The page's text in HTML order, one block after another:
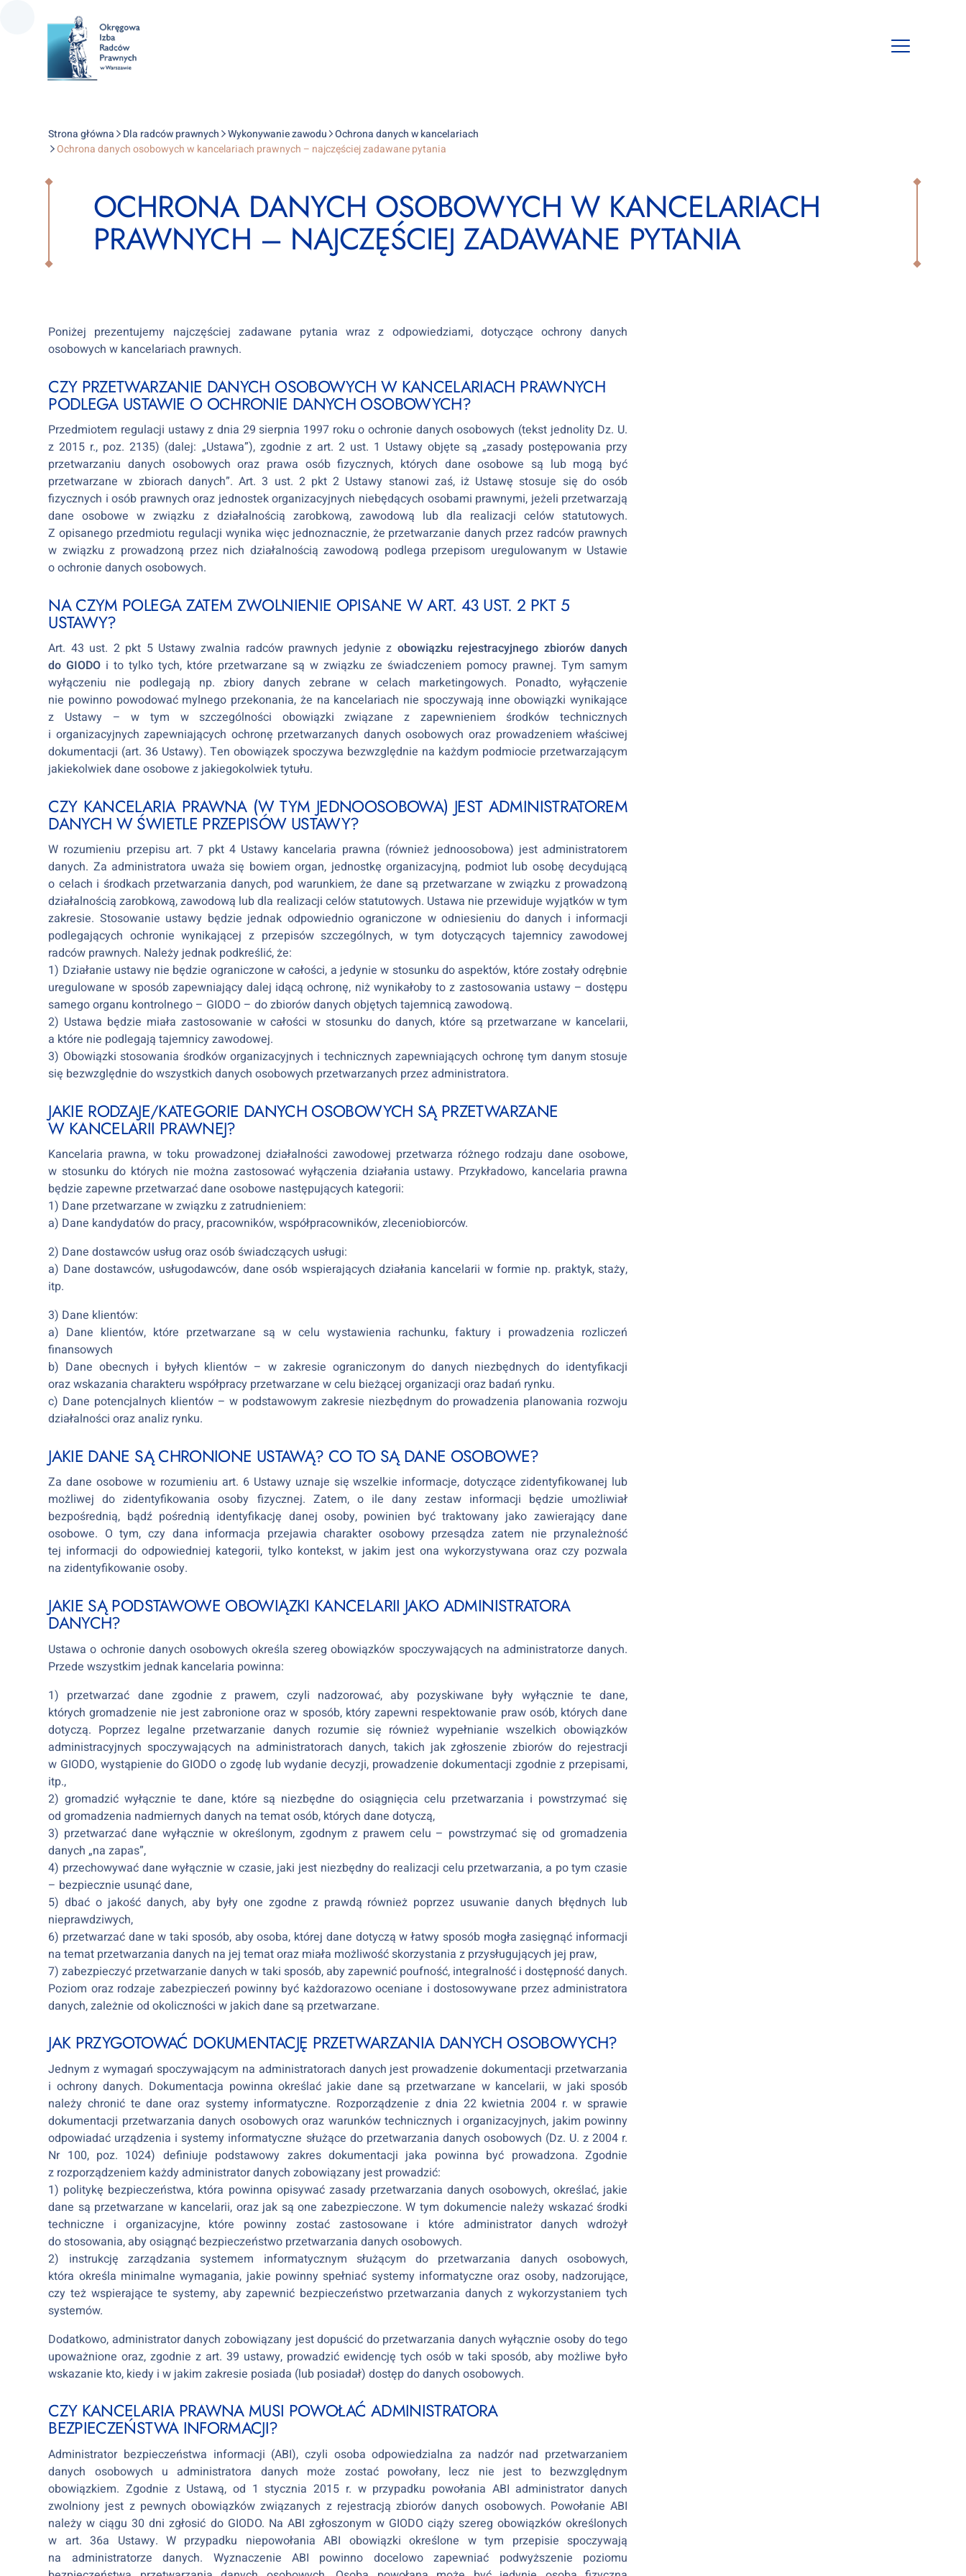
Open
Strona główna Dla radców prawnych Wykonywanie zawodu Ochrona danych w kancelariach
Ochrona danych osobowych w kancelariach prawnych – najczęściej zadawane pytania
OCHRONA DANYCH OSOBOWYCH W KANCELARIACH
PRAWNYCH – NAJCZĘŚCIEJ ZADAWANE PYTANIA
Poniżej prezentujemy najczęściej zadawane pytania wraz z odpowiedziami, dotyczące ochrony danych
osobowych w kancelariach prawnych.
CZY PRZETWARZANIE DANYCH OSOBOWYCH W KANCELARIACH PRAWNYCH
PODLEGA USTAWIE O OCHRONIE DANYCH OSOBOWYCH?
Przedmiotem regulacji ustawy z dnia 29 sierpnia 1997 roku o ochronie danych osobowych (tekst jednolity Dz. U.
z 2015 r., poz. 2135) (dalej: „Ustawa”), zgodnie z art. 2 ust. 1 Ustawy objęte są „zasady postępowania przy
przetwarzaniu danych osobowych oraz prawa osób fizycznych, których dane osobowe są lub mogą być
przetwarzane w zbiorach danych”. Art. 3 ust. 2 pkt 2 Ustawy stanowi zaś, iż Ustawę stosuje się do osób
fizycznych i osób prawnych oraz jednostek organizacyjnych niebędących osobami prawnymi, jeżeli przetwarzają
dane osobowe w związku z działalnością zarobkową, zawodową lub dla realizacji celów statutowych.
Z opisanego przedmiotu regulacji wynika więc jednoznacznie, że przetwarzanie danych przez radców prawnych
w związku z prowadzoną przez nich działalnością zawodową podlega przepisom uregulowanym w Ustawie
o ochronie danych osobowych.
NA CZYM POLEGA ZATEM ZWOLNIENIE OPISANE W ART. 43 UST. 2 PKT 5
USTAWY?
Art. 43 ust. 2 pkt 5 Ustawy zwalnia radców prawnych jedynie z obowiązku rejestracyjnego zbiorów danych
do GIODO i to tylko tych, które przetwarzane są w związku ze świadczeniem pomocy prawnej. Tym samym
wyłączeniu nie podlegają np. zbiory danych zebrane w celach marketingowych. Ponadto, wyłączenie
nie powinno powodować mylnego przekonania, że na kancelariach nie spoczywają inne obowiązki wynikające
z Ustawy – w tym w szczególności obowiązki związane z zapewnieniem środków technicznych
i organizacyjnych zapewniających ochronę przetwarzanych danych osobowych oraz prowadzeniem właściwej
dokumentacji (art. 36 Ustawy). Ten obowiązek spoczywa bezwzględnie na każdym podmiocie przetwarzającym
jakiekolwiek dane osobowe z jakiegokolwiek tytułu.
CZY KANCELARIA PRAWNA (W TYM JEDNOOSOBOWA) JEST ADMINISTRATOREM
DANYCH W ŚWIETLE PRZEPISÓW USTAWY?
W rozumieniu przepisu art. 7 pkt 4 Ustawy kancelaria prawna (również jednoosobowa) jest administratorem
danych. Za administratora uważa się bowiem organ, jednostkę organizacyjną, podmiot lub osobę decydującą
o celach i środkach przetwarzania danych, pod warunkiem, że dane są przetwarzane w związku z prowadzoną
działalnością zarobkową, zawodową lub dla realizacji celów statutowych. Ustawa nie przewiduje wyjątków w tym
zakresie. Stosowanie ustawy będzie jednak odpowiednio ograniczone w odniesieniu do danych i informacji
podlegających ochronie wynikającej z przepisów szczególnych, w tym dotyczących tajemnicy zawodowej
radców prawnych. Należy jednak podkreślić, że:
1) Działanie ustawy nie będzie ograniczone w całości, a jedynie w stosunku do aspektów, które zostały odrębnie
uregulowane w sposób zapewniający dalej idącą ochronę, niż wynikałoby to z zastosowania ustawy – dostępu
samego organu kontrolnego – GIODO – do zbiorów danych objętych tajemnicą zawodową.
2) Ustawa będzie miała zastosowanie w całości w stosunku do danych, które są przetwarzane w kancelarii,
a które nie podlegają tajemnicy zawodowej.
3) Obowiązki stosowania środków organizacyjnych i technicznych zapewniających ochronę tym danym stosuje
się bezwzględnie do wszystkich danych osobowych przetwarzanych przez administratora.
JAKIE RODZAJE/KATEGORIE DANYCH OSOBOWYCH SĄ PRZETWARZANE
W KANCELARII PRAWNEJ?
Kancelaria prawna, w toku prowadzonej działalności zawodowej przetwarza różnego rodzaju dane osobowe,
w stosunku do których nie można zastosować wyłączenia działania ustawy. Przykładowo, kancelaria prawna
będzie zapewne przetwarzać dane osobowe następujących kategorii:
1) Dane przetwarzane w związku z zatrudnieniem:
a) Dane kandydatów do pracy, pracowników, współpracowników, zleceniobiorców.
2) Dane dostawców usług oraz osób świadczących usługi:
a) Dane dostawców, usługodawców, dane osób wspierających działania kancelarii w formie np. praktyk, staży,
itp.
3) Dane klientów:
a) Dane klientów, które przetwarzane są w celu wystawienia rachunku, faktury i prowadzenia rozliczeń
finansowych
b) Dane obecnych i byłych klientów – w zakresie ograniczonym do danych niezbędnych do identyfikacji
oraz wskazania charakteru współpracy przetwarzane w celu bieżącej organizacji oraz badań rynku.
c) Dane potencjalnych klientów – w podstawowym zakresie niezbędnym do prowadzenia planowania rozwoju
działalności oraz analiz rynku.
JAKIE DANE SĄ CHRONIONE USTAWĄ? CO TO SĄ DANE OSOBOWE?
Za dane osobowe w rozumieniu art. 6 Ustawy uznaje się wszelkie informacje, dotyczące zidentyfikowanej lub
możliwej do zidentyfikowania osoby fizycznej. Zatem, o ile dany zestaw informacji będzie umożliwiał
bezpośrednią, bądź pośrednią identyfikację danej osoby, powinien być traktowany jako zawierający dane
osobowe. O tym, czy dana informacja przejawia charakter osobowy przesądza zatem nie przynależność
tej informacji do odpowiedniej kategorii, tylko kontekst, w jakim jest ona wykorzystywana oraz czy pozwala
na zidentyfikowanie osoby.
JAKIE SĄ PODSTAWOWE OBOWIĄZKI KANCELARII JAKO ADMINISTRATORA
DANYCH?
Ustawa o ochronie danych osobowych określa szereg obowiązków spoczywających na administratorze danych.
Przede wszystkim jednak kancelaria powinna:
1) przetwarzać dane zgodnie z prawem, czyli nadzorować, aby pozyskiwane były wyłącznie te dane,
których gromadzenie nie jest zabronione oraz w sposób, który zapewni respektowanie praw osób, których dane
dotyczą. Poprzez legalne przetwarzanie danych rozumie się również wypełnianie wszelkich obowiązków
administracyjnych spoczywających na administratorach danych, takich jak zgłoszenie zbiorów do rejestracji
w GIODO, wystąpienie do GIODO o zgodę lub wydanie decyzji, prowadzenie dokumentacji zgodnie z przepisami,
itp.,
2) gromadzić wyłącznie te dane, które są niezbędne do osiągnięcia celu przetwarzania i powstrzymać się
od gromadzenia nadmiernych danych na temat osób, których dane dotyczą,
3) przetwarzać dane wyłącznie w określonym, zgodnym z prawem celu – powstrzymać się od gromadzenia
danych „na zapas”,
4) przechowywać dane wyłącznie w czasie, jaki jest niezbędny do realizacji celu przetwarzania, a po tym czasie
– bezpiecznie usunąć dane,
5) dbać o jakość danych, aby były one zgodne z prawdą również poprzez usuwanie danych błędnych lub
nieprawdziwych,
6) przetwarzać dane w taki sposób, aby osoba, której dane dotyczą w łatwy sposób mogła zasięgnąć informacji
na temat przetwarzania danych na jej temat oraz miała możliwość skorzystania z przysługujących jej praw,
7) zabezpieczyć przetwarzanie danych w taki sposób, aby zapewnić poufność, integralność i dostępność danych.
Poziom oraz rodzaje zabezpieczeń powinny być każdorazowo oceniane i dostosowywane przez administratora
danych, zależnie od okoliczności w jakich dane są przetwarzane.
JAK PRZYGOTOWAĆ DOKUMENTACJĘ PRZETWARZANIA DANYCH OSOBOWYCH?
Jednym z wymagań spoczywającym na administratorach danych jest prowadzenie dokumentacji przetwarzania
i ochrony danych. Dokumentacja powinna określać jakie dane są przetwarzane w kancelarii, w jaki sposób
należy chronić te dane oraz systemy informatyczne. Rozporządzenie z dnia 22 kwietnia 2004 r. w sprawie
dokumentacji przetwarzania danych osobowych oraz warunków technicznych i organizacyjnych, jakim powinny
odpowiadać urządzenia i systemy informatyczne służące do przetwarzania danych osobowych (Dz. U. z 2004 r.
Nr 100, poz. 1024) definiuje podstawowy zakres dokumentacji jaka powinna być prowadzona. Zgodnie
z rozporządzeniem każdy administrator danych zobowiązany jest prowadzić:
1) politykę bezpieczeństwa, która powinna opisywać zasady przetwarzania danych osobowych, określać, jakie
dane są przetwarzane w kancelarii, oraz jak są one zabezpieczone. W tym dokumencie należy wskazać środki
techniczne i organizacyjne, które powinny zostać zastosowane i które administrator danych wdrożył
do stosowania, aby osiągnąć bezpieczeństwo przetwarzania danych osobowych.
2) instrukcję zarządzania systemem informatycznym służącym do przetwarzania danych osobowych,
która określa minimalne wymagania, jakie powinny spełniać systemy informatyczne oraz osoby, nadzorujące,
czy też wspierające te systemy, aby zapewnić bezpieczeństwo przetwarzania danych z wykorzystaniem tych
systemów.
Dodatkowo, administrator danych zobowiązany jest dopuścić do przetwarzania danych wyłącznie osoby do tego
upoważnione oraz, zgodnie z art. 39 ustawy, prowadzić ewidencję tych osób w taki sposób, aby możliwe było
wskazanie kto, kiedy i w jakim zakresie posiada (lub posiadał) dostęp do danych osobowych.
CZY KANCELARIA PRAWNA MUSI POWOŁAĆ ADMINISTRATORA
BEZPIECZEŃSTWA INFORMACJI?
Administrator bezpieczeństwa informacji (ABI), czyli osoba odpowiedzialna za nadzór nad przetwarzaniem
danych osobowych u administratora danych może zostać powołany, lecz nie jest to bezwzględnym
obowiązkiem. Zgodnie z Ustawą, od 1 stycznia 2015 r. w przypadku powołania ABI administrator danych
zwolniony jest z pewnych obowiązków związanych z rejestracją zbiorów danych osobowych. Powołanie ABI
należy w ciągu 30 dni zgłosić do GIODO. Na ABI zgłoszonym w GIODO ciąży szereg obowiązków określonych
w art. 36a Ustawy. W przypadku niepowołania ABI obowiązki określone w tym przepisie spoczywają
na administratorze danych. Wyznaczenie ABI powinno docelowo zapewniać podwyższenie poziomu